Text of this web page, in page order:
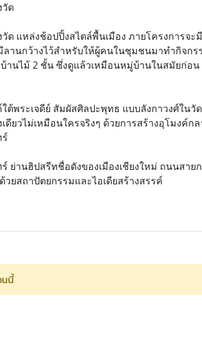
วัด
ด แหล่งช้อปปิ้งสไตล์พื้นเมือง ภายโครงการจ
านกว้างไว้สำหรับให้ผู้คนในชุมชนมาทำกิจก
านไม้ 2 ชั้น ซึ่งดูแล้วเหมือนหมู่บ้านในสมัยก่อน
ต้พระเจดีย์ สัมผัสศิลปะพุทธ แบบลังกาวงศ์ใน
ยวไม่เหมือนใครจริงๆ ด้วยการสร้างอุโมงค์ก
ย่านฮิปสรีทชื่อดังของเมืองเชียงใหม่ ถนนสา
วยสถาปัตยกรรมและไอเดียสร้างสรรค์
นนี้